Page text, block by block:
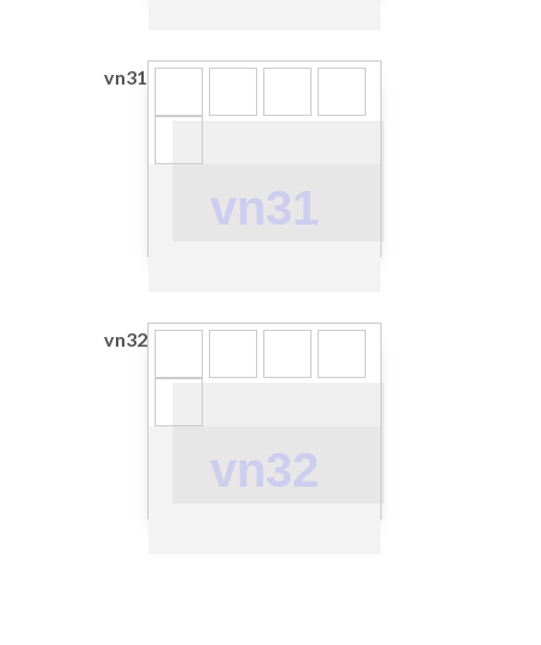
vn31
vn31
vn32
vn32